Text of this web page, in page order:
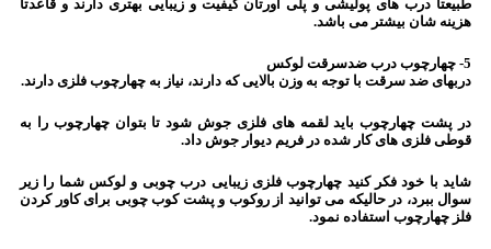
طبیعتا درب های پولیشی و پلی اورتان کیفیت و زیبایی بهتری دارند و قاعدتا
هزینه شان بیشتر می باشد.
5- چهارچوب درب ضدسرقت لوکس
دربهای ضد سرقت با توجه به وزن بالایی که دارند، نیاز به چهارچوب فلزی دارند.
در پشت چهارچوب باید لقمه های فلزی جوش شود تا بتوان چهارچوب را به
قوطی فلزی های کار شده در فریم دیوار جوش داد.
شاید با خود فکر کنید چهارچوب فلزی زیبایی درب چوبی و لوکس شما را زیر
سوال ببرد، در حالیکه می توانید از روکوب و پشت کوب چوبی برای کاور کردن
فلز چهارچوب استفاده نمود.